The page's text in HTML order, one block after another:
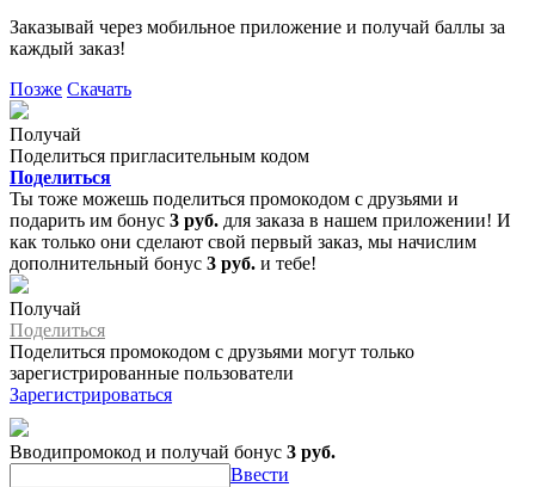
Заказывай через мобильное приложение и получай баллы за
каждый заказ!
Позже Скачать
Получай
Поделиться пригласительным кодом
Поделиться
Ты тоже можешь поделиться промокодом с друзьями и
подарить им бонус 3 руб. для заказа в нашем приложении! И
как только они сделают свой первый заказ, мы начислим
дополнительный бонус 3 руб. и тебе!
Получай
Поделиться
Поделиться промокодом с друзьями могут только
зарегистрированные пользователи
Зарегистрироваться
Вводипромокод и получай бонус 3 руб.
Ввести